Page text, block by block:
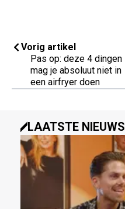
Vorig artikel
Pas op: deze 4 dingen
mag je absoluut niet in
een airfryer doen
LAATSTE NIEUWS